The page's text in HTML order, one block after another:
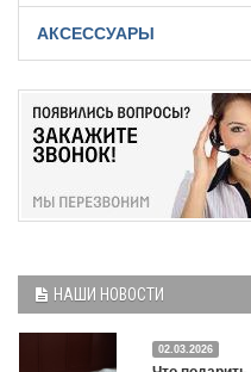
АКСЕССУАРЫ
НАШИ НОВОСТИ
02.03.2026